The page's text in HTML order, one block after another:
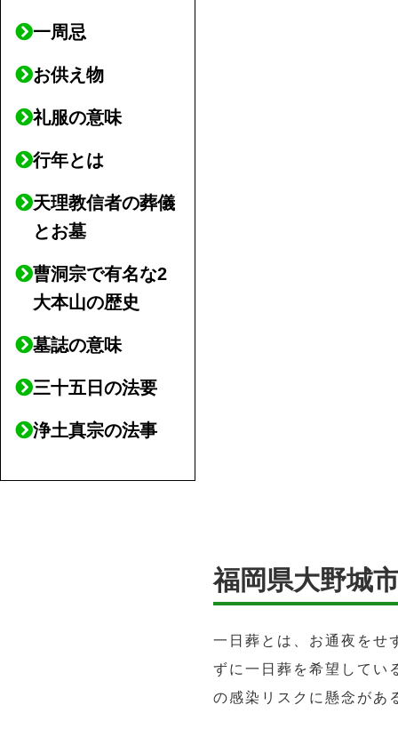
一周忌
お供え物
礼服の意味
行年とは
天理教信者の葬儀
とお墓
曹洞宗で有名な2
大本山の歴史
墓誌の意味
三十五日の法要
浄土真宗の法事
福岡県大野城
一日葬とは、お通夜をせ
ずに一日葬を希望してい
の感染リスクに懸念があ